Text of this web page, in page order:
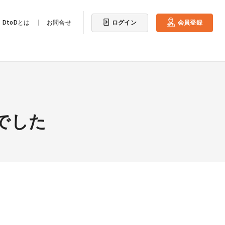
DtoDとは お問合せ ログイン 会員登録
した